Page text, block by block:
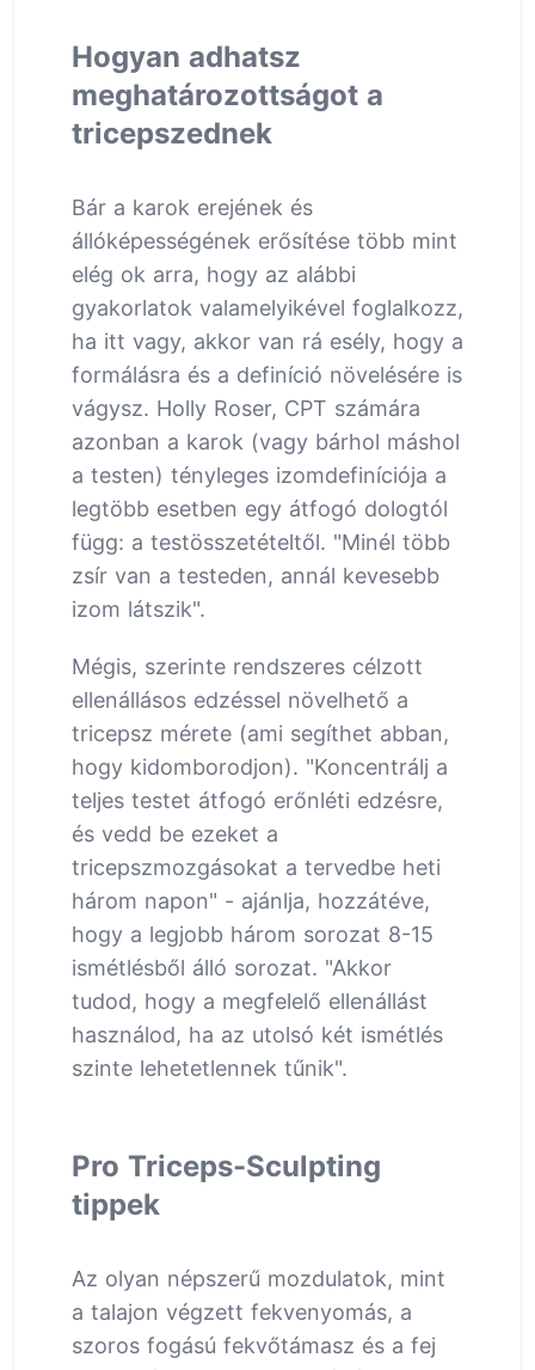
Hogyan adhatsz
meghatározottságot a
tricepszednek
Bár a karok erejének és
állóképességének erősítése több mint
elég ok arra, hogy az alábbi
gyakorlatok valamelyikével foglalkozz,
ha itt vagy, akkor van rá esély, hogy a
formálásra és a definíció növelésére is
vágysz. Holly Roser, CPT számára
azonban a karok (vagy bárhol máshol
a testen) tényleges izomdefiníciója a
legtöbb esetben egy átfogó dologtól
függ: a testösszetételtől. "Minél több
zsír van a testeden, annál kevesebb
izom látszik".
Mégis, szerinte rendszeres célzott
ellenállásos edzéssel növelhető a
tricepsz mérete (ami segíthet abban,
hogy kidomborodjon). "Koncentrálj a
teljes testet átfogó erőnléti edzésre,
és vedd be ezeket a
tricepszmozgásokat a tervedbe heti
három napon" - ajánlja, hozzátéve,
hogy a legjobb három sorozat 8-15
ismétlésből álló sorozat. "Akkor
tudod, hogy a megfelelő ellenállást
használod, ha az utolsó két ismétlés
szinte lehetetlennek tűnik".
Pro Triceps-Sculpting
tippek
Az olyan népszerű mozdulatok, mint
a talajon végzett fekvenyomás, a
szoros fogású fekvőtámasz és a fej